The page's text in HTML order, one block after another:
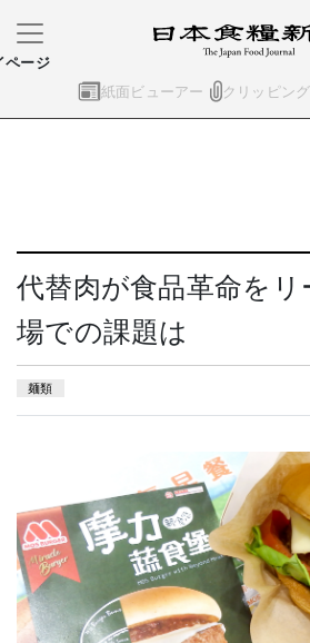
紙面ビューアー クリッピング
ページ
代替肉が食品革命をリ
場での課題は
麺類